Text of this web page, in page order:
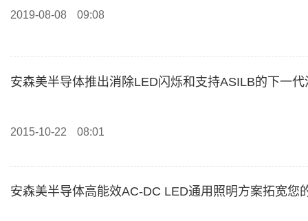
2019-08-08 09:08
安森美半导体推出消除LED闪烁和支持ASILB的下一
2015-10-22 08:01
安森美半导体高能效AC-DC LED通用照明方案拓宽您